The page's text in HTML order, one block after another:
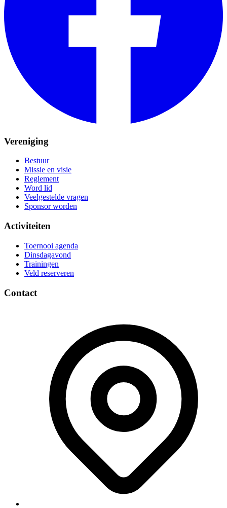
Vereniging
Bestuur
Missie en visie
Reglement
Word lid
Veelgestelde vragen
Sponsor worden
Activiteiten
Toernooi agenda
Dinsdagavond
Trainingen
Veld reserveren
Contact